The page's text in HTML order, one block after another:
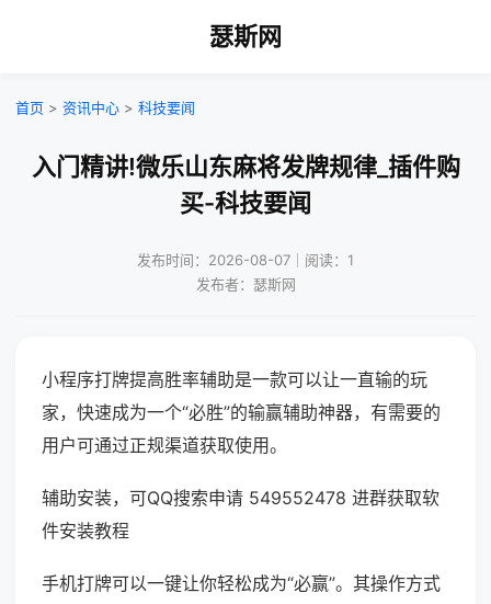
瑟斯网
首页 > 资讯中心 > 科技要闻
入门精讲!微乐山东麻将发牌规律_插件购
买-科技要闻
发布时间：2026-08-07｜阅读：1
发布者：瑟斯网
小程序打牌提高胜率辅助是一款可以让一直输的玩
家，快速成为一个“必胜”的输赢辅助神器，有需要的
用户可通过正规渠道获取使用。
辅助安装，可QQ搜索申请 549552478 进群获取软
件安装教程
手机打牌可以一键让你轻松成为“必赢”。其操作方式